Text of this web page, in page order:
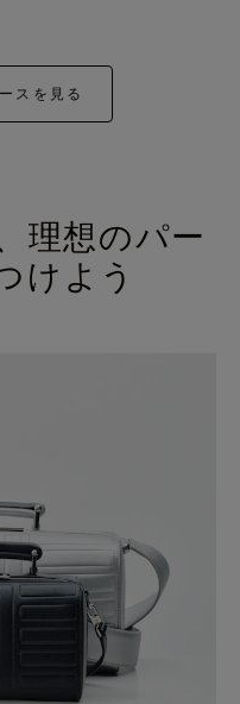
スを見る
理想のパー
けよう